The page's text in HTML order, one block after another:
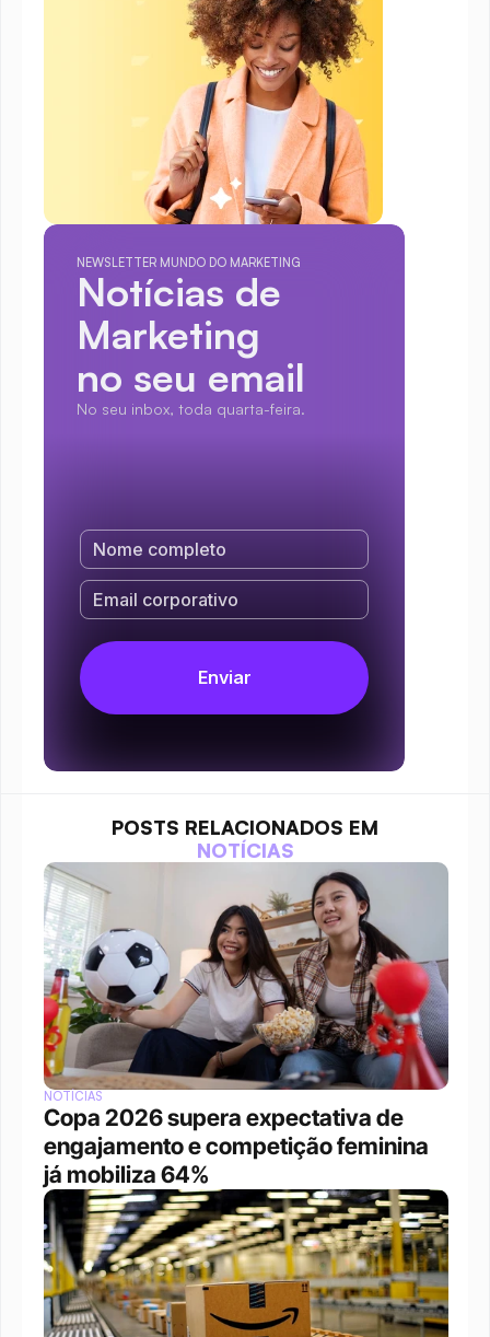
NEWSLETTER MUNDO DO MARKETING
Notícias de
Marketing
no seu email
No seu inbox, toda quarta-feira.
POSTS RELACIONADOS EM
NOTÍCIAS
NOTÍCIAS
Copa 2026 supera expectativa de
engajamento e competição feminina
já mobiliza 64%